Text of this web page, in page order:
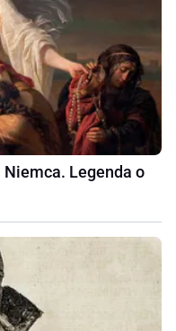
Niemca. Legenda o